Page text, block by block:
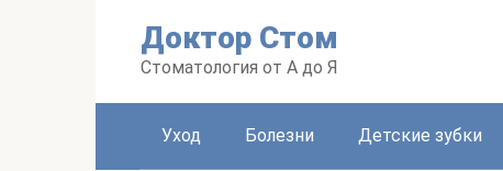
Доктор Стом
Стоматология от А до Я
Уход Болезни Детские зубки